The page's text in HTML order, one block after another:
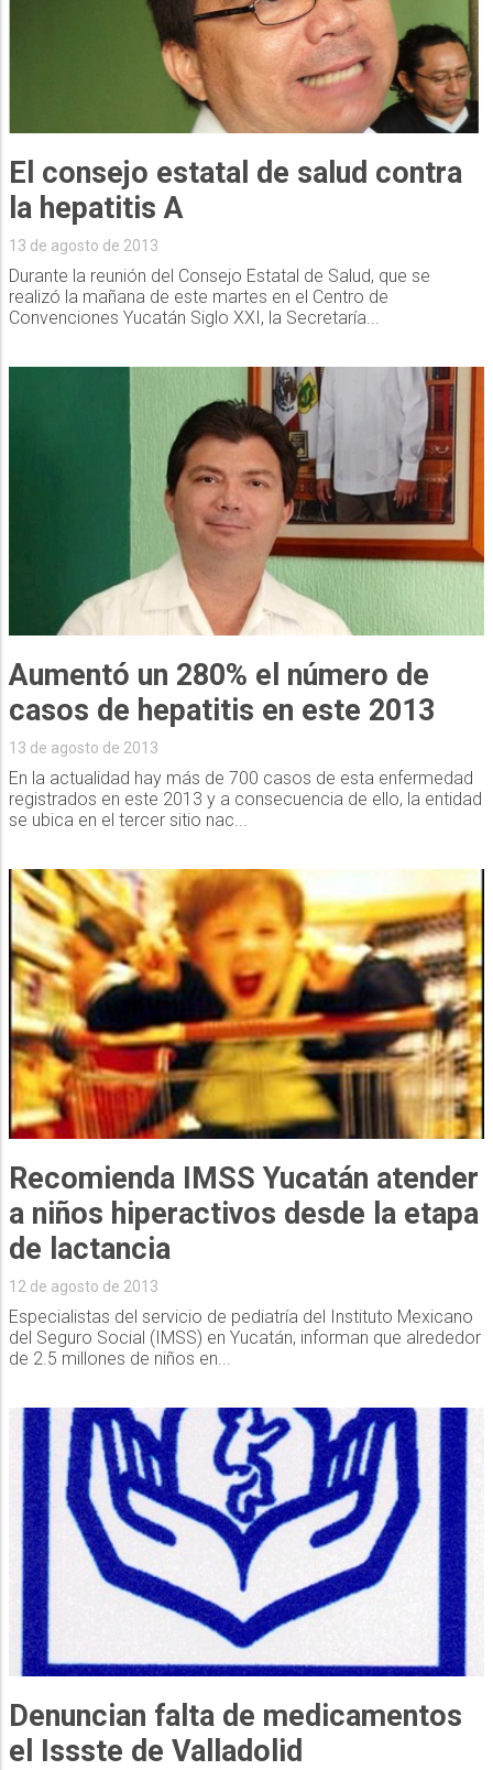
El consejo estatal de salud contra
la hepatitis A
13 de agosto de 2013
Durante la reunión del Consejo Estatal de Salud, que se
realizó la mañana de este martes en el Centro de
Convenciones Yucatán Siglo XXI, la Secretaría...
Aumentó un 280% el número de
casos de hepatitis en este 2013
13 de agosto de 2013
En la actualidad hay más de 700 casos de esta enfermedad
registrados en este 2013 y a consecuencia de ello, la entidad
se ubica en el tercer sitio nac...
Recomienda IMSS Yucatán atender
a niños hiperactivos desde la etapa
de lactancia
12 de agosto de 2013
Especialistas del servicio de pediatría del Instituto Mexicano
del Seguro Social (IMSS) en Yucatán, informan que alrededor
de 2.5 millones de niños en...
Denuncian falta de medicamentos
el Issste de Valladolid